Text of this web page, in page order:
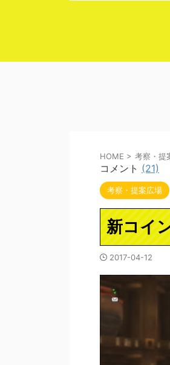
HOME > 考察・提
コメント (21)
考察・提案広場
新コイ
2017-04-12